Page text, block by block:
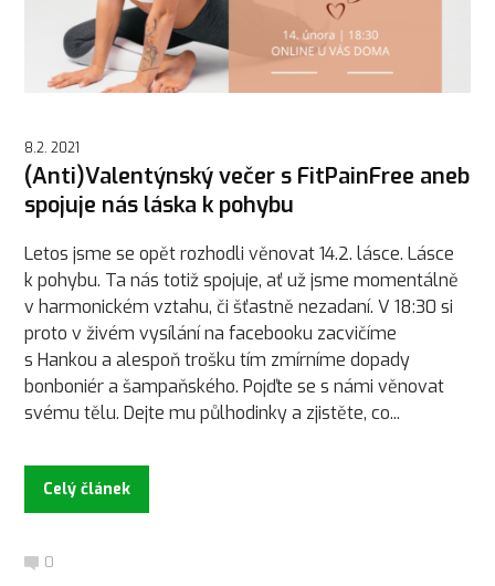
8.2. 2021
(Anti)Valentýnský večer s FitPainFree aneb
spojuje nás láska k pohybu
Letos jsme se opět rozhodli věnovat 14.2. lásce. Lásce
k pohybu. Ta nás totiž spojuje, ať už jsme momentálně
v harmonickém vztahu, či šťastně nezadaní. V 18:30 si
proto v živém vysílání na facebooku zacvičíme
s Hankou a alespoň trošku tím zmírníme dopady
bonboniér a šampaňského. Pojďte se s námi věnovat
svému tělu. Dejte mu půlhodinky a zjistěte, co...
Celý článek
0